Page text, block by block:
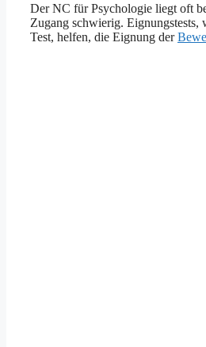
Der NC für Psychologie liegt oft
Zugang schwierig. Eignungstests,
Test, helfen, die Eignung der